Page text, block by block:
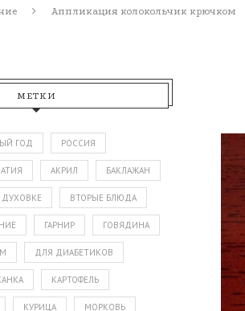
Аппликация колокольчик крючком
МЕТКИ
ГОД РОССИЯ
АКРИЛ БАКЛАЖАН
ДУХОВКЕ ВТОРЫЕ БЛЮДА
ГАРНИР ГОВЯДИНА
ДЛЯ ДИАБЕТИКОВ
КАРТОФЕЛЬ
КУРИЦА МОРКОВЬ